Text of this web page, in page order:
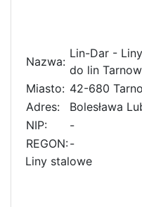
Nazwa:
Lin-Dar -
do lin
Miasto: 42-680
Adres:
Bolesława
NIP:
-
REGON:-
Liny stalowe